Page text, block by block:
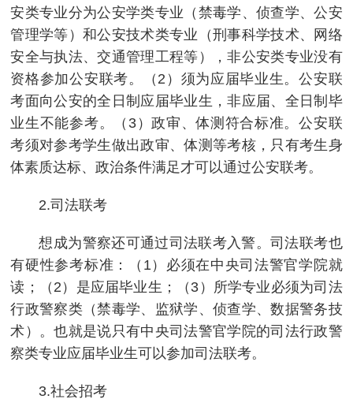
安类专业分为公安学类专业（禁毒学、侦查学、公安
管理学等）和公安技术类专业（刑事科学技术、网络
安全与执法、交通管理工程等），非公安类专业没有
资格参加公安联考。（2）须为应届毕业生。公安联
考面向公安的全日制应届毕业生，非应届、全日制毕
业生不能参考。（3）政审、体测符合标准。公安联
考须对参考学生做出政审、体测等考核，只有考生身
体素质达标、政治条件满足才可以通过公安联考。
2.司法联考
想成为警察还可通过司法联考入警。司法联考也
有硬性参考标准：（1）必须在中央司法警官学院就
读；（2）是应届毕业生；（3）所学专业必须为司法
行政警察类（禁毒学、监狱学、侦查学、数据警务技
术）。也就是说只有中央司法警官学院的司法行政警
察类专业应届毕业生可以参加司法联考。
3.社会招考